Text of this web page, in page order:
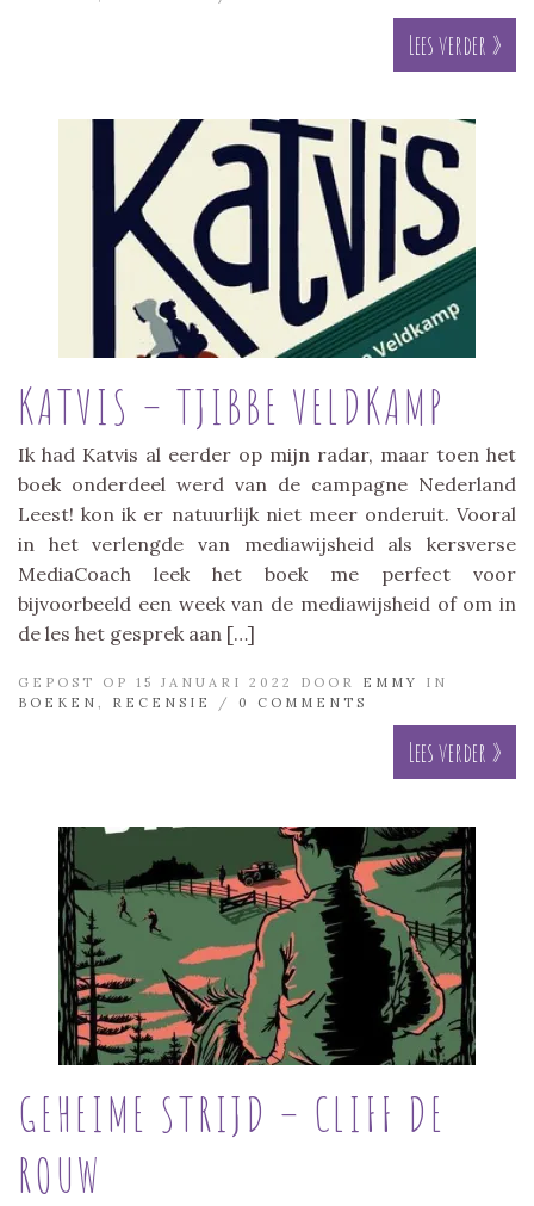
Lees verder »
KATVIS – TJIBBE VELDKAMP
Ik had Katvis al eerder op mijn radar, maar toen het
boek onderdeel werd van de campagne Nederland
Leest! kon ik er natuurlijk niet meer onderuit. Vooral
in het verlengde van mediawijsheid als kersverse
MediaCoach leek het boek me perfect voor
bijvoorbeeld een week van de mediawijsheid of om in
de les het gesprek aan […]
GEPOST OP 15 JANUARI 2022 DOOR EMMY
IN
BOEKEN
RECENSIE / 0 COMMENTS
Lees verder »
GEHEIME STRIJD – CLIFF DE
ROUW